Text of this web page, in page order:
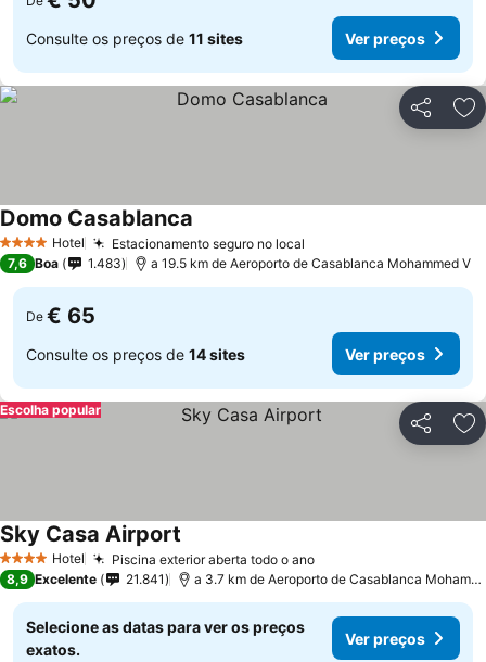
Consulte os preços de 11 sites Ver preços
Partilhar
4 EstrelasHotel Estacionamento seguro no local
Domo Casablanca
7,6 Boa 1.483 a 19.5 km de Aeroporto de Casablanca Mohammed V
De € 65
Consulte os preços de 14 sites Ver preços
Partilhar
Escolha popular
4 EstrelasHotel Piscina exterior aberta todo o anoVer preços
Sky Casa Airport
8,9 Excelente 21.841 a 3.7 km de Aeroporto de Casablanca
Selecione as datas para ver os preços
exatos.
Ver preços